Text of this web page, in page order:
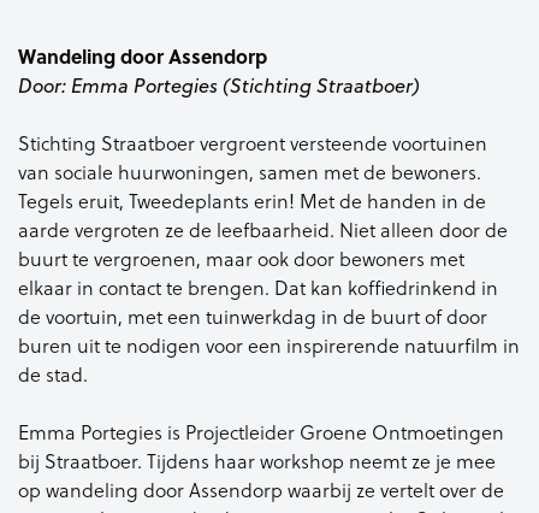
Wandeling doorAssendorp
Door: Emma Portegies (Stichting Straatboer)
Stichting Straatboervergroentversteende voortuinen
van sociale huurwoningen, samen met de bewoners.
Tegels eruit, Tweedeplants erin! Met de handen in de
aarde vergroten ze de leefbaarheid. Niet alleen door de
buurt te vergroenen, maar ook door bewoners met
elkaar in contact te brengen. Dat kan koffiedrinkend in
de voortuin, met een tuinwerkdag in de buurt of door
buren uit te nodigen voor een inspirerende natuurfilm in
de stad.
Emma Portegies is Projectleider Groene Ontmoetingen
bij Straatboer. Tijdens haar workshop neemt ze je mee
op wandeling door Assendorp waarbij ze vertelt over de